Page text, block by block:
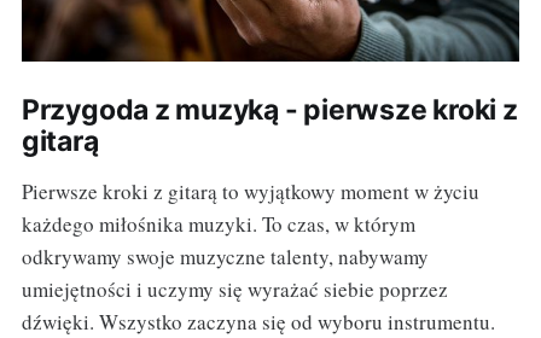
Przygoda z muzyką - pierwsze kroki z
gitarą
Pierwsze kroki z gitarą to wyjątkowy moment w życiu
każdego miłośnika muzyki. To czas, w którym
odkrywamy swoje muzyczne talenty, nabywamy
umiejętności i uczymy się wyrażać siebie poprzez
dźwięki. Wszystko zaczyna się od wyboru instrumentu.